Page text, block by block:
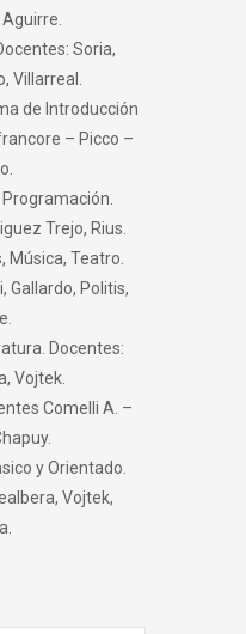
Soria,
Villarreal.
de Introducción
– Picco –
Trejo, Rius.
Música, Teatro.
Gallardo, Politis,
Docentes:
Vojtek.
Comelli A. –
y Orientado.
Vojtek,